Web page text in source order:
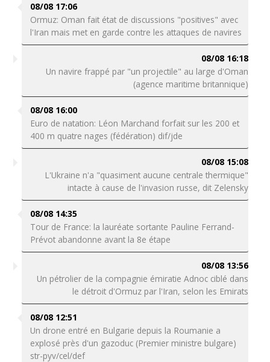
08/08 17:06
Ormuz: Oman fait état de discussions "positives" avec
l'Iran mais met en garde contre les attaques de navires
08/08 16:18
Un navire frappé par "un projectile" au large d'Oman
(agence maritime britannique)
08/08 16:00
Euro de natation: Léon Marchand forfait sur les 200 et
400 m quatre nages (fédération) dif/jde
08/08 15:08
L'Ukraine n'a "quasiment aucune centrale thermique"
intacte à cause de l'invasion russe, dit Zelensky
08/08 14:35
Tour de France: la lauréate sortante Pauline Ferrand-
Prévot abandonne avant la 8e étape
08/08 13:56
Un pétrolier de la compagnie émiratie Adnoc ciblé dans
le détroit d'Ormuz par l'Iran, selon les Emirats
08/08 12:51
Un drone entré en Bulgarie depuis la Roumanie a
explosé près d'un gazoduc (Premier ministre bulgare)
str-pyv/cel/def